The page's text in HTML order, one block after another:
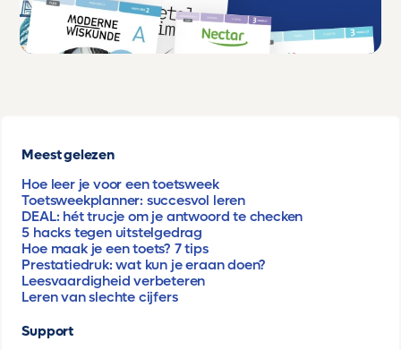
Meest gelezen
Hoe leer je voor een toetsweek
Toetsweekplanner: succesvol leren
DEAL: hét trucje om je antwoord te checken
5 hacks tegen uitstelgedrag
Hoe maak je een toets? 7 tips
Prestatiedruk: wat kun je eraan doen?
Leesvaardigheid verbeteren
Leren van slechte cijfers
Support